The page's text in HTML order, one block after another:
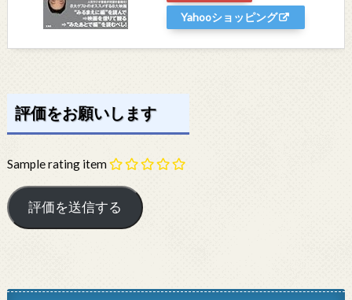
Yahooショッピング
評価をお願いします
Sample rating item